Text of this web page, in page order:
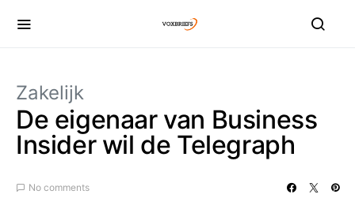
Zakelijk
De eigenaar van Business
Insider wil de Telegraph
No comments